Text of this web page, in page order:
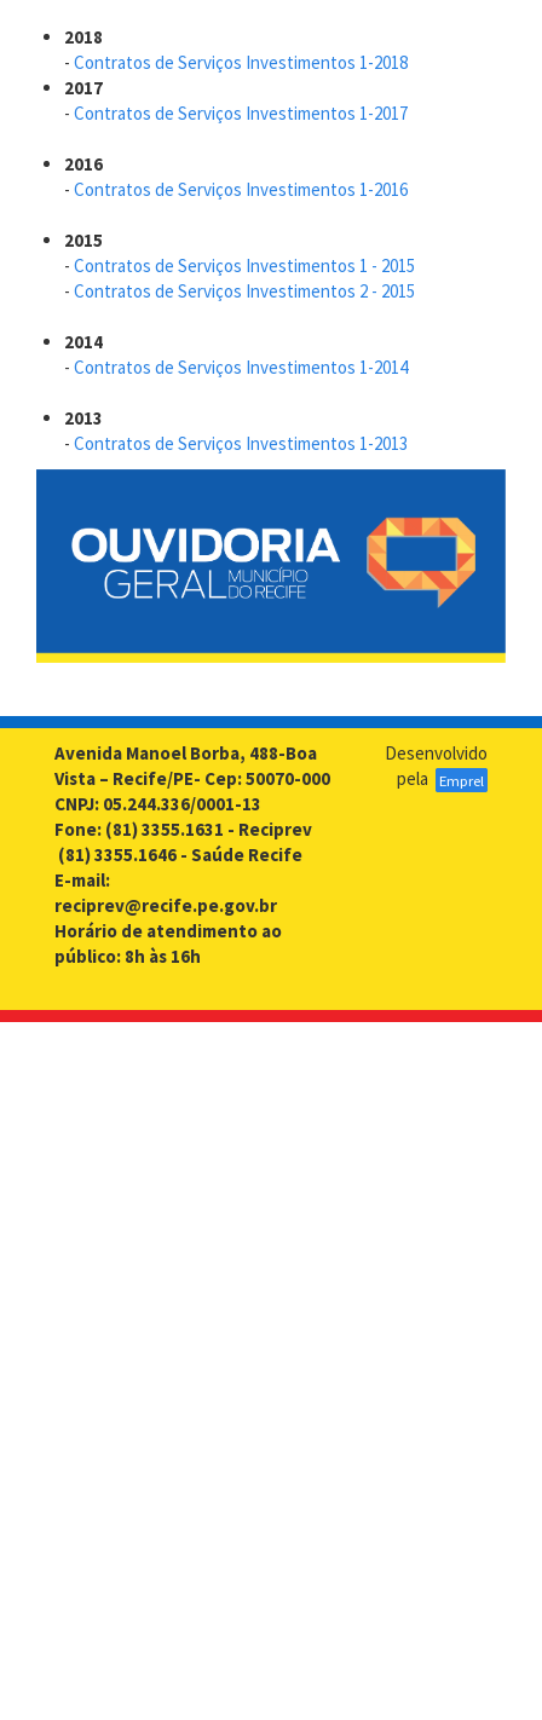
2018
- Contratos de Serviços Investimentos 1-2018
2017
- Contratos de Serviços Investimentos 1-2017
2016
- Contratos de Serviços Investimentos 1-2016
2015
- Contratos de Serviços Investimentos 1 - 2015
- Contratos de Serviços Investimentos 2 - 2015
2014
- Contratos de Serviços Investimentos 1-2014
2013
- Contratos de Serviços Investimentos 1-2013
Avenida Manoel Borba, 488-Boa
Vista – Recife/PE- Cep: 50070-000
CNPJ: 05.244.336/0001-13
Fone: (81) 3355.1631 - Reciprev
(81) 3355.1646 - Saúde Recife
E-mail:
reciprev@recife.pe.gov.br
Horário de atendimento ao
público: 8h às 16h
Desenvolvido
pela
Emprel